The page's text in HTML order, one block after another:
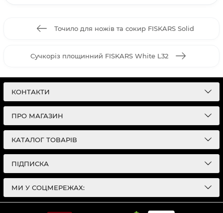
Точило для ножів та сокир FISKARS Solid
Сучкоріз площинний FISKARS White L32
КОНТАКТИ
ПРО МАГАЗИН
КАТАЛОГ ТОВАРІВ
ПІДПИСКА
МИ У СОЦМЕРЕЖАХ: